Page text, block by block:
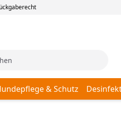
& Schutz